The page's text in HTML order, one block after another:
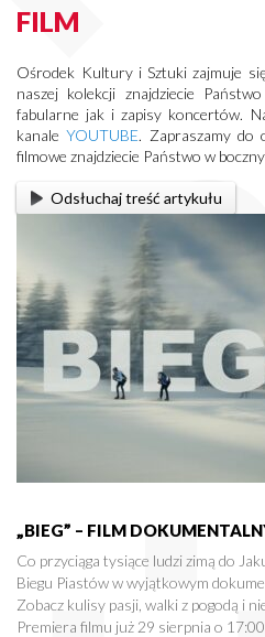
FILM
Ośrodek Kultury i Sztuki zajmuje
naszej kolekcji znajdziecie
fabularne jak i zapisy koncertów.
kanaleYOUTUBE. Zapraszamy do
filmowe znajdziecie Państwo w
Odsłuchaj treść artykułu
„BIEG” – FILM
Co przyciąga tysiące ludzi zimą do
Biegu Piastów w wyjątkowym
Zobacz kulisy pasji, walki z pogodą i
Premiera filmu już 29 sierpnia o